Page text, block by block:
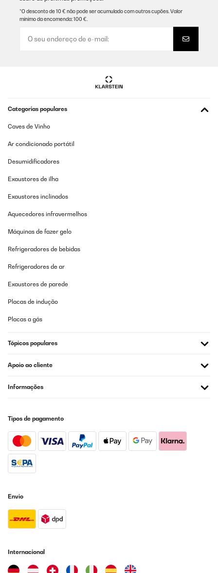
*O desconto de 10 € não pode ser acumulado com outros cupões. Valor
mínimo da encomenda: 100 €.
Categorias populares
Caves de Vinho
Ar condicionado portátil
Desumidificadores
Exaustores de ilha
Exaustores inclinados
Aquecedores infravermelhos
Máquinas de fazer gelo
Refrigeradores de bebidas
Refrigeradores de ar
Exaustores de parede
Placas de indução
Placas a gás
Tópicos populares
Apoio ao cliente
Informações
Tipos de pagamento
Envio
Internacional